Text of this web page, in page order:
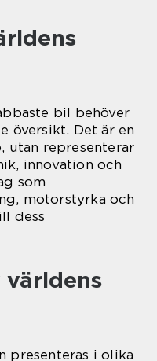
bil behöver
översikt. Det är en
utan representerar
innovation och
som
motorstyrka och
dess
världens
presenteras i olika